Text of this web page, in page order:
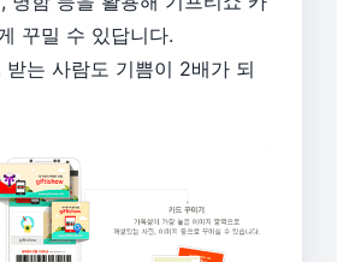
꾸밀 수 있답니다.
는 사람도 기쁨이 2배가 되